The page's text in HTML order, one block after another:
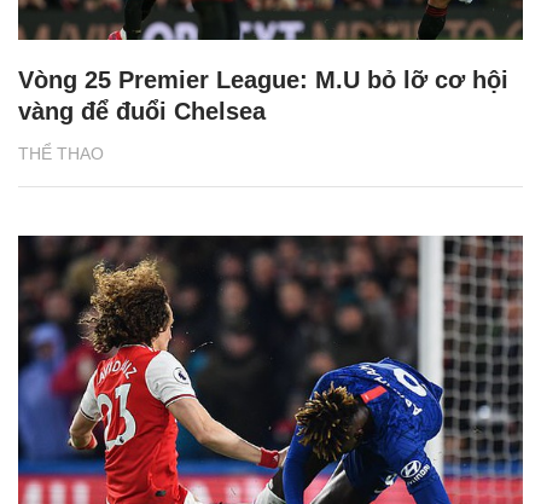
THỂ THAO
Vòng 25 Premier League: M.U bỏ lỡ cơ hội
vàng để đuổi Chelsea